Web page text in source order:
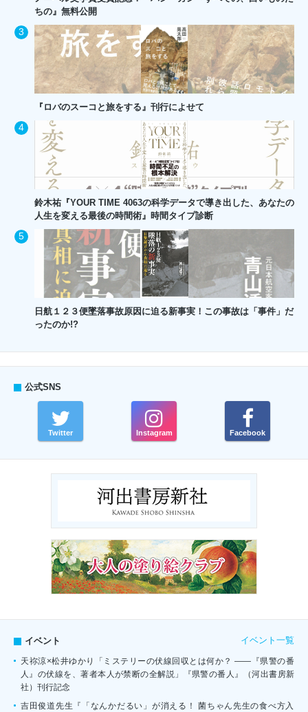
ちの』無料公開
『ロバのスーコと旅をする』刊行によせて
鈴木祐『YOUR TIME 4063の科学データで導き出した、あなたの
人生を変える最後の時間術』時間タイプ診断
日航１２３便墜落事故原因に迫る新事実！この事故は「事件」だ
ったのか!?
公式SNS
Twitter Instagram Facebook
イベント イベント一覧
天祢涼×松井ゆかり「ミステリーの伏線回収とは何か？ ――『県警の番
人』の伏線を、著者本人が禁断の全解説」『県警の番人』（河出書房新
社）刊行記念
吉田俊道先生『「なんかだるい」が消える！ 菌ちゃん先生の食べ方入